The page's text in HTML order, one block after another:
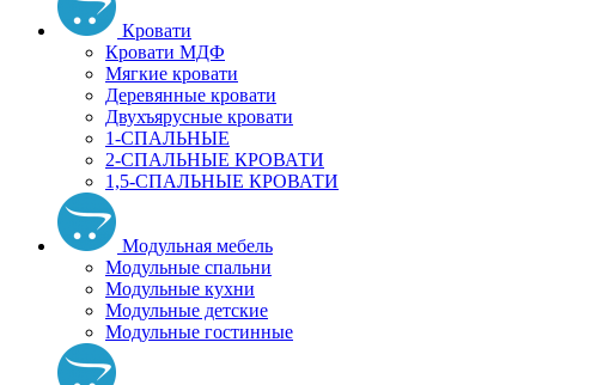
Кровати
Кровати МДФ
Мягкие кровати
Деревянные кровати
Двухъярусные кровати
1-СПАЛЬНЫЕ
2-СПАЛЬНЫЕ КРОВАТИ
1,5-СПАЛЬНЫЕ КРОВАТИ
Модульная мебель
Модульные спальни
Модульные кухни
Модульные детские
Модульные гостинные